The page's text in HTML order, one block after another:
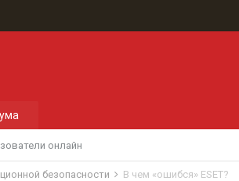
онлайн
безопасности В чем «ошибся» ESET?